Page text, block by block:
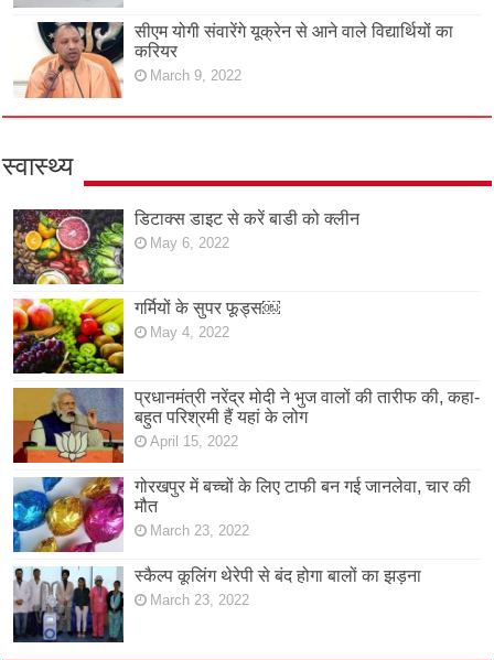
सीएम योगी संवारेंगे यूक्रेन से आने वाले विद्यार्थियों का
करियर
March 9, 2022
स्वास्थ्य
डिटाक्स डाइट से करें बाडी को क्लीन
May 6, 2022
गर्मियों के सुपर फूड्स￼
May 4, 2022
प्रधानमंत्री नरेंद्र मोदी ने भुज वालों की तारीफ की, कहा-
बहुत परिश्रमी हैं यहां के लोग
April 15, 2022
गोरखपुर में बच्चों के लिए टाफी बन गई जानलेवा, चार की
मौत
March 23, 2022
स्कैल्प कूलिंग थेरेपी से बंद होगा बालों का झड़ना
March 23, 2022